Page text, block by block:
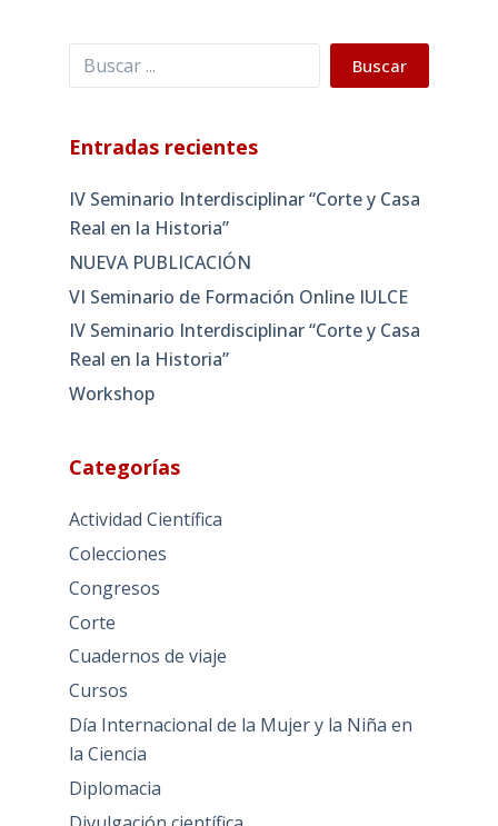
Buscar Buscar
Entradas recientes
IV Seminario Interdisciplinar “Corte y Casa
Real en la Historia”
NUEVA PUBLICACIÓN
VI Seminario de Formación Online IULCE
IV Seminario Interdisciplinar “Corte y Casa
Real en la Historia”
Workshop
Categorías
Actividad Científica
Colecciones
Congresos
Corte
Cuadernos de viaje
Cursos
Día Internacional de la Mujer y la Niña en
la Ciencia
Diplomacia